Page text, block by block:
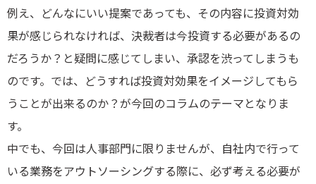
例え、どんなにいい提案であっても、その内容に投資対効
果が感じられなければ、決裁者は今投資する必要があるの
だろうか？と疑問に感じてしまい、承認を渋ってしまうも
のです。では、どうすれば投資対効果をイメージしてもら
うことが出来るのか？が今回のコラムのテーマとなりま
す。
中でも、今回は人事部門に限りませんが、自社内で行って
いる業務をアウトソーシングする際に、必ず考える必要が